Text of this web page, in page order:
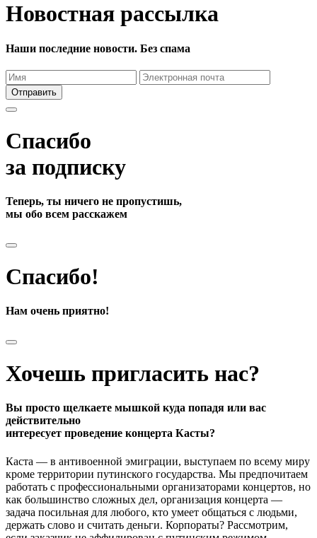
Новостная рассылка
Наши последние новости. Без спама
Отправить
Спасибо
за подписку
Теперь, ты ничего не пропустишь,
мы обо всем расскажем
Спасибо!
Нам очень приятно!
Хочешь пригласить нас?
Вы просто щелкаете мышкой куда попадя или вас
действительно
интересует проведение концерта Касты?
Каста — в антивоенной эмиграции, выступаем по всему миру
кроме территории путинского государства. Мы предпочитаем
работать с профессиональными организаторами концертов, но
как большинство сложных дел, организация концерта —
задача посильная для любого, кто умеет общаться с людьми,
держать слово и считать деньги. Корпораты? Рассмотрим,